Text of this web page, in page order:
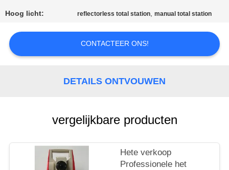
VERZOEK
OM EEN
CITAAT
SITEMAP
POLICY
Hoog licht: reflectorless total station,manual total station
CONTACTEER ONS!
DETAILS ONTVOUWEN
vergelijkbare producten
Hete verkoop
Professionele het